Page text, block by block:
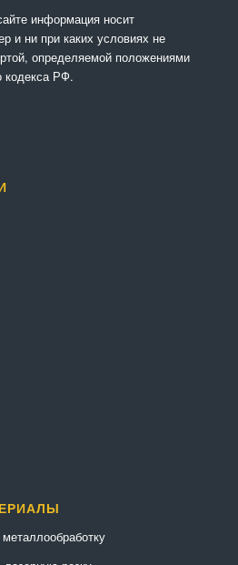
информация носит
и ни при каких условиях не
определяемой положениями
кодекса РФ.